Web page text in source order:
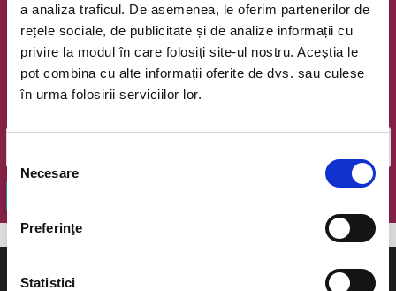
a analiza traficul. De asemenea, le oferim partenerilor de
rețele sociale, de publicitate și de analize informații cu
privire la modul în care folosiți site-ul nostru. Aceștia le
pot combina cu alte informații oferite de dvs. sau culese
în urma folosirii serviciilor lor.
consimțământului
Necesare
Preferinţe
Statistici
Newsletter @ Bilete.ro
Oferte exclusive si o editie saptamanala cu cele mai noi
evenimente.